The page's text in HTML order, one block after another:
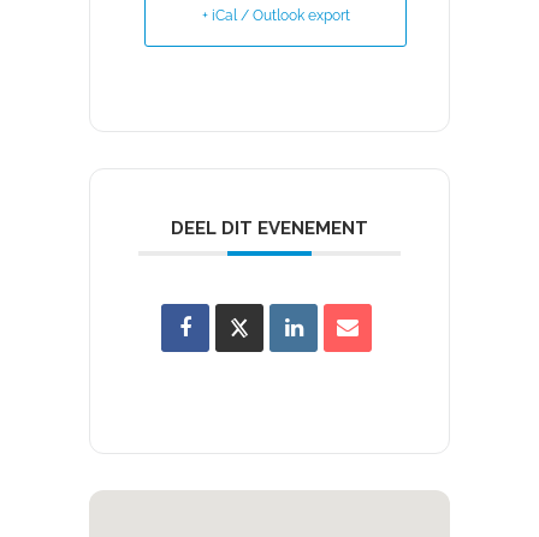
+ iCal / Outlook export
DEEL DIT EVENEMENT